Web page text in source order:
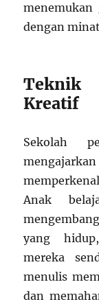
menemukan
dengan
Teknik
Kreatif
Sekolah
Anak
yang
mereka
menulis
dan